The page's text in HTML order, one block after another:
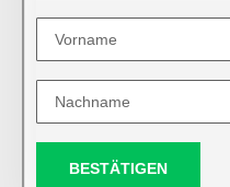
BESTÄTIGEN